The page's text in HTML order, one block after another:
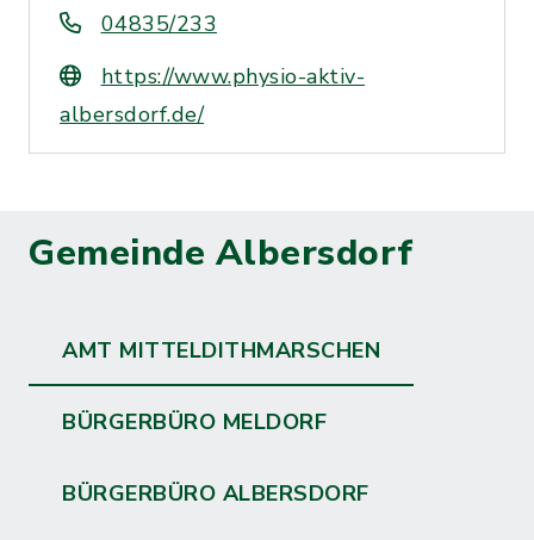
04835/233
https://www.physio-aktiv-
albersdorf.de/
Gemeinde Albersdorf
AMT MITTELDITHMARSCHEN
BÜRGERBÜRO MELDORF
BÜRGERBÜRO ALBERSDORF